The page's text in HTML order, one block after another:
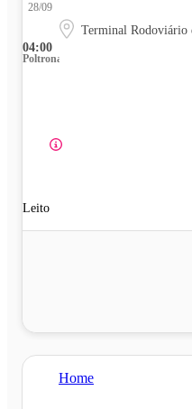
04:00
28/09
Terminal Rodoviário
Poltrona
Leito
Home